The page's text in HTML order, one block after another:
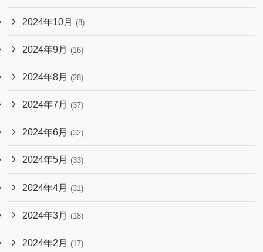
2024年10月 (8)
2024年9月 (16)
2024年8月 (28)
2024年7月 (37)
2024年6月 (32)
2024年5月 (33)
2024年4月 (31)
2024年3月 (18)
2024年2月 (17)